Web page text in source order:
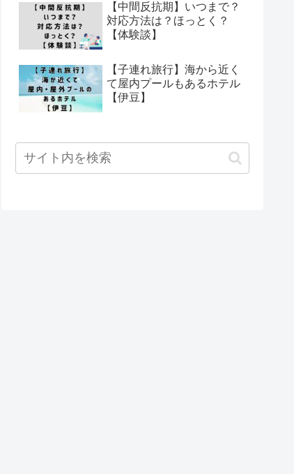
【中間反抗期】いつまで？
対応方法は？ほっとく？
【体験談】
【子連れ旅行】海から近く
て屋内プールもあるホテル
【伊豆】